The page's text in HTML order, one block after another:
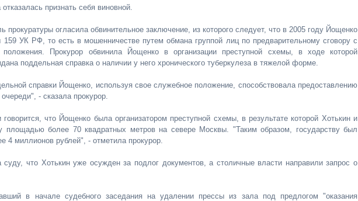
признать себя виновной.
прокуратуры огласила обвинительное заключение, из которого следует, что в 2005 году Йощенко
159 УК РФ, то есть в мошенничестве путем обмана группой лиц по предварительному сговору с
положения. Прокурор обвинила Йощенко в организации преступной схемы, в ходе которой
поддельная справка о наличии у него хронического туберкулеза в тяжелой форме.
справки Йощенко, используя свое служебное положение, способствовала предоставлению
- сказала прокурор.
что Йощенко была организатором преступной схемы, в результате которой Хотькин и
площадью более 70 квадратных метров на севере Москвы. "Таким образом, государству был
4 миллионов рублей", - отметила прокурор.
что Хотькин уже осужден за подлог документов, а столичные власти направили запрос о
в начале судебного заседания на удалении прессы из зала под предлогом "оказания